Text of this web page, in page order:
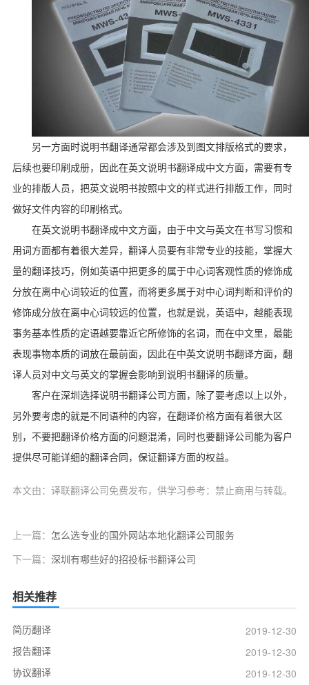
另一方面时说明书翻译通常都会涉及到图文排版格式的要求，
后续也要印刷成册，因此在英文说明书翻译成中文方面，需要有专
业的排版人员，把英文说明书按照中文的样式进行排版工作，同时
做好文件内容的印刷格式。
在英文说明书翻译成中文方面，由于中文与英文在书写习惯和
用词方面都有着很大差异，翻译人员要有非常专业的技能，掌握大
量的翻译技巧，例如英语中把更多的属于中心词客观性质的修饰成
分放在离中心词较近的位置，而将更多属于对中心词判断和评价的
修饰成分放在离中心词较远的位置，也就是说，英语中，越能表现
事务基本性质的定语越要靠近它所修饰的名词，而在中文里，最能
表现事物本质的词放在最前面，因此在中英文说明书翻译方面，翻
译人员对中文与英文的掌握会影响到说明书翻译的质量。
客户在深圳选择说明书翻译公司方面，除了要考虑以上以外，
另外要考虑的就是不同语种的内容，在翻译价格方面有着很大区
别，不要把翻译价格方面的问题混淆，同时也要翻译公司能为客户
提供尽可能详细的翻译合同，保证翻译方面的权益。
本文由：译联翻译公司免费发布，供学习参考：禁止商用与转载。
上一篇： 怎么选专业的国外网站本地化翻译公司服务
下一篇： 深圳有哪些好的招投标书翻译公司
相关推荐
简历翻译
2019-12-30
报告翻译
2019-12-30
协议翻译
2019-12-30